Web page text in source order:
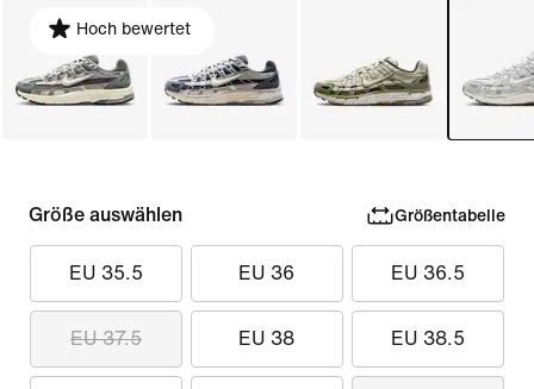
Hoch bewertet
Größe auswählen Größentabelle
EU 35.5 EU 36 EU 36.5
EU 37.5 EU 38 EU 38.5